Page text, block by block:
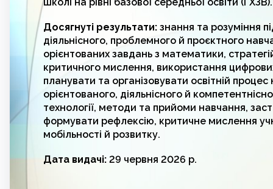
Досягнуті результати: знання та розуміння
діяльнісного, проблемного й проєктного
орієнтованих завдань з математики,
критичного мислення, використання
планувати та організовувати освітній
орієнтованого, діяльнісного й
технології, методи та прийоми навчання,
формувати рефлексію, критичне мислення
мобільності й розвитку.
Дата видачі: 29 червня 2026 р.